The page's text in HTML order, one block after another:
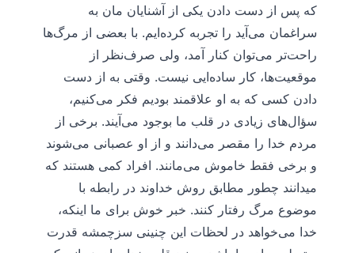
که پس از دست دادن یکی از آشنایان مان به
سراغمان می‌آید را تجربه کرده‌ایم. با بعضی از مرگ‌ها
راحت‌تر می‌توان کنار آمد، ولی صرف‌نظر از
موقعیت‌ها، کار ساده‌ایی نیست. وقتی به از دست
دادن کسی که به او علاقمند بودیم فکر می‌کنیم،
سؤال‌های زیادی در قلب ما بوجود می‌آیند. برخی از
مردم خدا را مقصر می‌دانند و از او عصبانی می‌شوند
و برخی فقط خاموش می‌مانند. افراد کمی هستند که
میدانند چطور مطابق روش خداوند در رابطه با
موضوع مرگ رفتار کنند. خبر خوش برای ما اینکه،
خدا می‌خواهد در لحظات این چنینی سزچمشه قدرت